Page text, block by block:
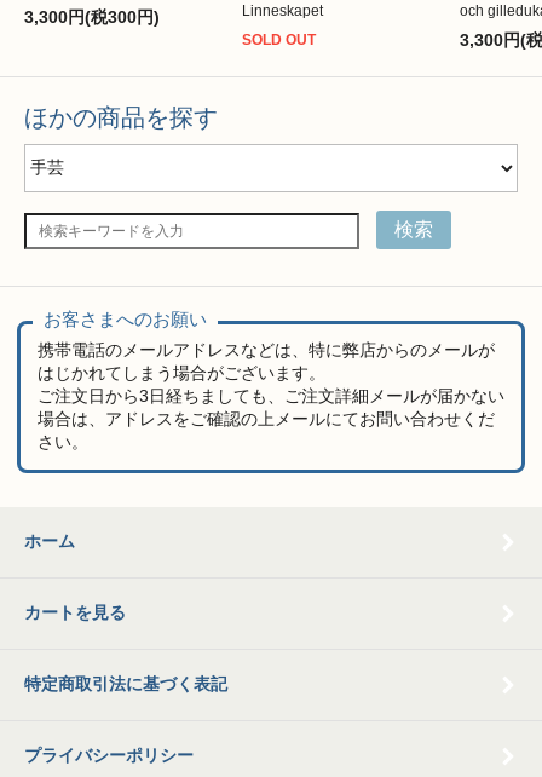
3,300円(税300円)
Linneskapet
SOLD OUT
och
3,300円(
ほかの商品を探す
検索
お客さまへのお願い
携帯電話のメールアドレスなどは、特に弊店からのメールが
はじかれてしまう場合がございます。
ご注文日から3日経ちましても、ご注文詳細メールが届かない
場合は、アドレスをご確認の上メールにてお問い合わせくだ
さい。
ホーム
カートを見る
特定商取引法に基づく表記
プライバシーポリシー